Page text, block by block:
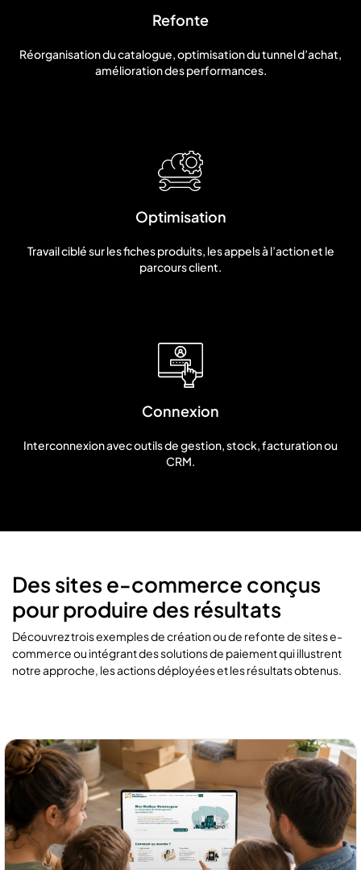
Refonte
Réorganisation du catalogue, optimisation du tunnel d’achat,
amélioration des performances.
Optimisation
Travail ciblé sur les fiches produits, les appels à l’action et le
parcours client.
Connexion
Interconnexion avec outils de gestion, stock, facturation ou
CRM.
Des sites e-commerce conçus
pour produire des résultats
Découvrez trois exemples de création ou de refonte de sites e-
commerce ou intégrant des solutions de paiement qui illustrent
notre approche, les actions déployées et les résultats obtenus.